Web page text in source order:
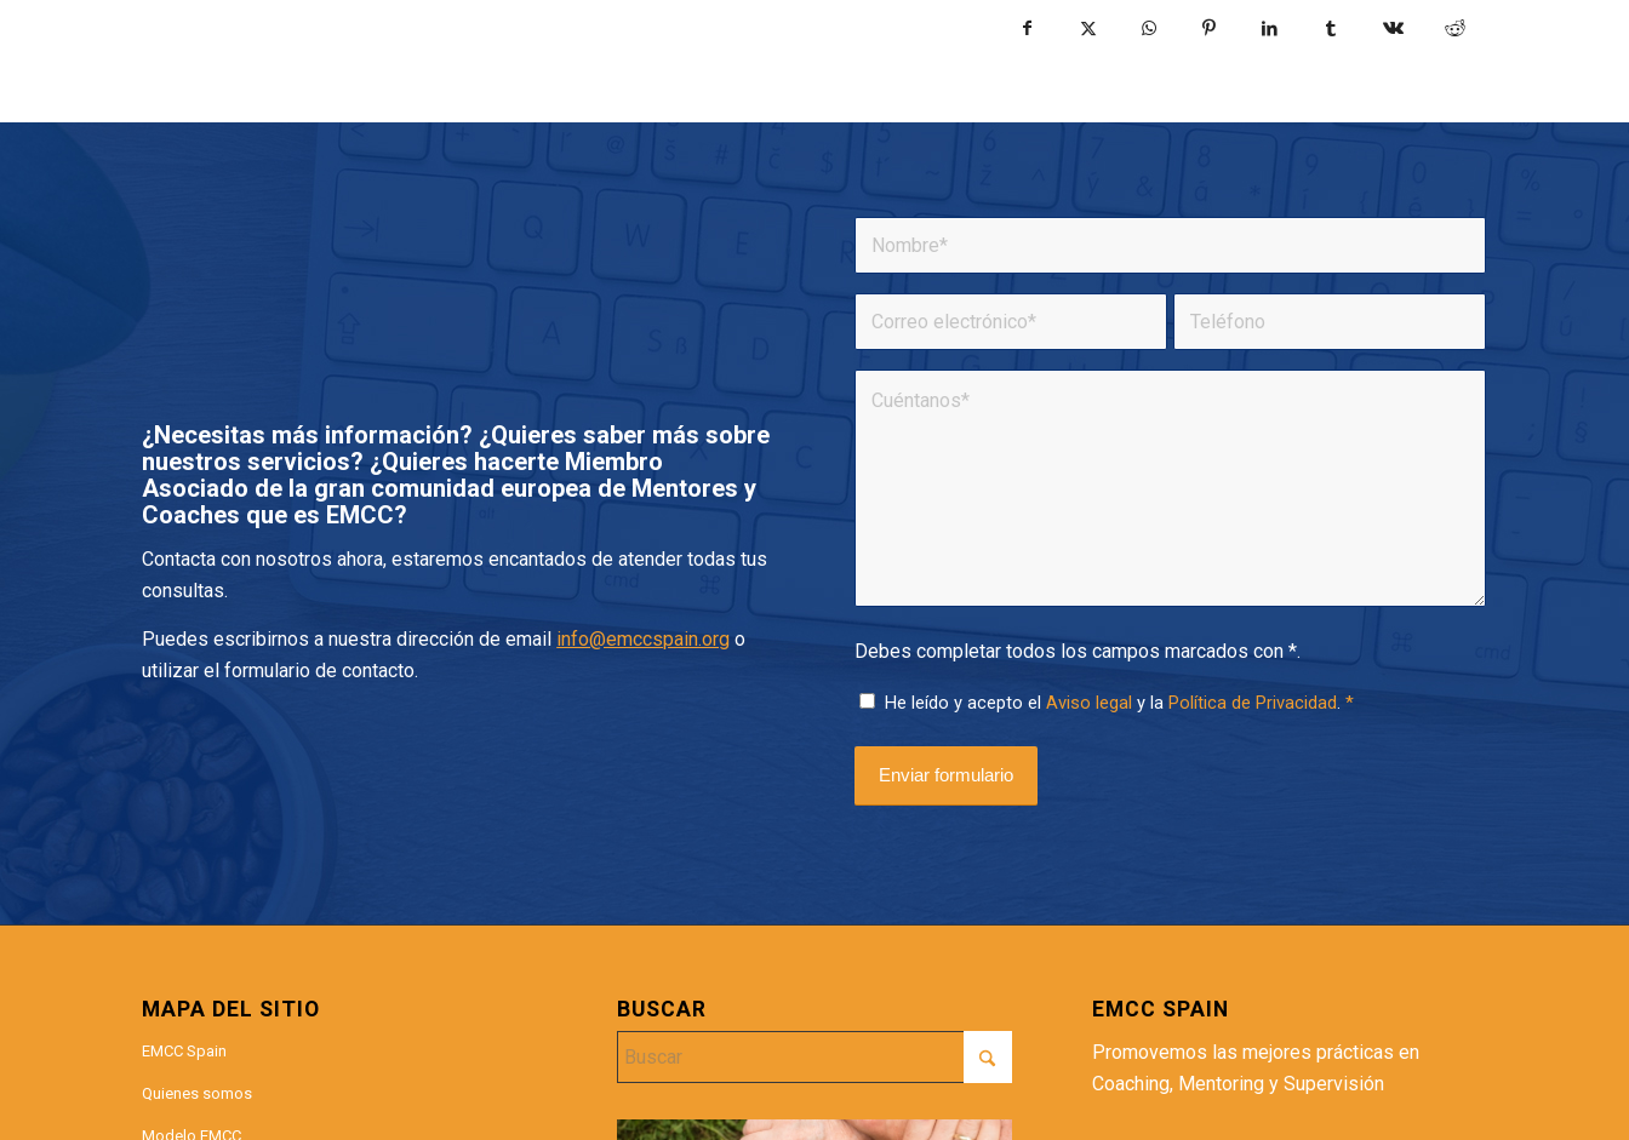
¿Necesitas más información? ¿Quieres saber más sobre
nuestros servicios? ¿Quieres hacerte Miembro
Asociado de la gran comunidad europea de Mentores y
Coaches que es EMCC?
Contacta con nosotros ahora, estaremos encantados de atender todas tus
consultas.
Puedes escribirnos a nuestra dirección de email info@emccspain.org o
utilizar el formulario de contacto.
Debes completar todos los campos marcados con *.
He leído y acepto elAviso legal y laPolítica de Privacidad.*
MAPA DEL SITIO
EMCC Spain
Quienes somos
Modelo EMCC
BUSCAR EMCC SPAIN
Promovemos las mejores prácticas en
Coaching, Mentoring y Supervisión